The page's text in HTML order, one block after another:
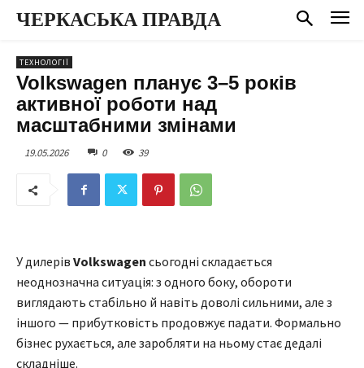
ЧЕРКАСЬКА ПРАВДА
ТЕХНОЛОГІЇ
Volkswagen планує 3–5 років
активної роботи над
масштабними змінами
19.05.2026 0 39
У дилерів Volkswagen сьогодні складається
неоднозначна ситуація: з одного боку, обороти
виглядають стабільно й навіть доволі сильними, але з
іншого — прибутковість продовжує падати. Формально
бізнес рухається, але заробляти на ньому стає дедалі
складніше.